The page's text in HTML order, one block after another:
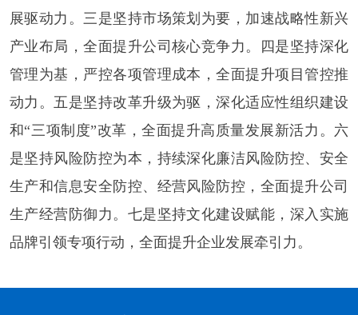
展驱动力。三是坚持市场策划为要，加速战略性新兴
产业布局，全面提升公司核心竞争力。四是坚持深化
管理为基，严控各项管理成本，全面提升项目管控推
动力。五是坚持改革升级为驱，深化适应性组织建设
和“三项制度”改革，全面提升高质量发展新活力。六
是坚持风险防控为本，持续深化廉洁风险防控、安全
生产和信息安全防控、经营风险防控，全面提升公司
生产经营防御力。七是坚持文化建设赋能，深入实施
品牌引领专项行动，全面提升企业发展牵引力。